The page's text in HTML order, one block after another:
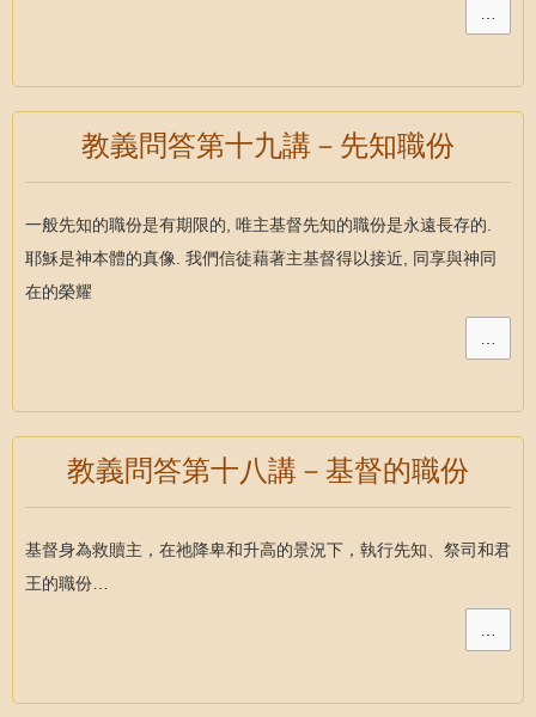
…
教義問答第十九講－先知職份
一般先知的職份是有期限的, 唯主基督先知的職份是永遠長存的.
耶穌是神本體的真像. 我們信徒藉著主基督得以接近, 同享與神同
在的榮耀
…
教義問答第十八講－基督的職份
基督身為救贖主，在祂降卑和升高的景況下，執行先知、祭司和君
王的職份…
…